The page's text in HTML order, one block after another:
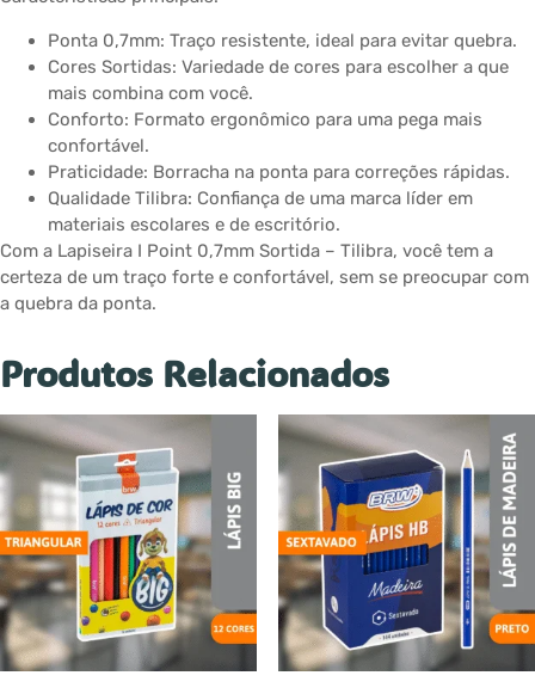
Ponta 0,7mm: Traço resistente, ideal para evitar quebra.
Cores Sortidas: Variedade de cores para escolher a que
mais combina com você.
Conforto: Formato ergonômico para uma pega mais
confortável.
Praticidade: Borracha na ponta para correções rápidas.
Qualidade Tilibra: Confiança de uma marca líder em
materiais escolares e de escritório.
Com a Lapiseira I Point 0,7mm Sortida – Tilibra, você tem a
certeza de um traço forte e confortável, sem se preocupar com
a quebra da ponta.
Produtos Relacionados